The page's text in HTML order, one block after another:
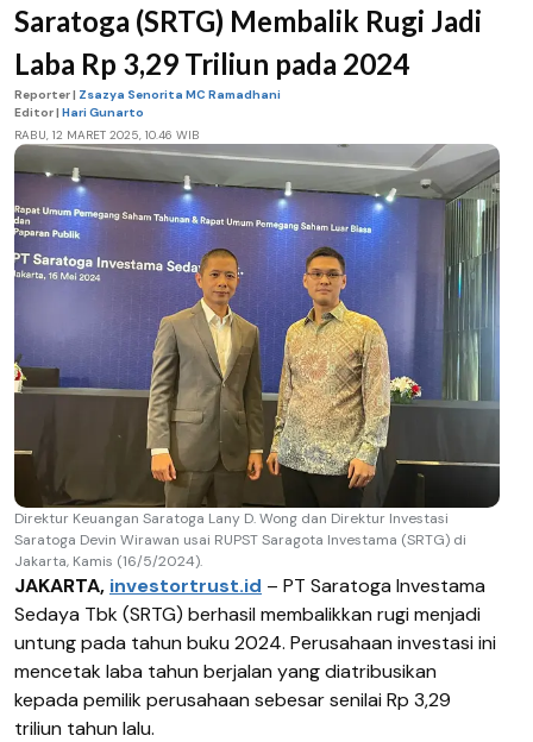
Saratoga (SRTG) Membalik Rugi Jadi
Laba Rp 3,29 Triliun pada 2024
Reporter | Zsazya Senorita MC Ramadhani
Editor | Hari Gunarto
RABU, 12 MARET 2025, 10.46 WIB
Direktur Keuangan Saratoga Lany D. Wong dan Direktur Investasi
Saratoga Devin Wirawan usai RUPST Saragota Investama (SRTG) di
Jakarta, Kamis (16/5/2024).
JAKARTA, investortrust.id – PT Saratoga Investama
Sedaya Tbk (SRTG) berhasil membalikkan rugi menjadi
untung pada tahun buku 2024. Perusahaan investasi ini
mencetak laba tahun berjalan yang diatribusikan
kepada pemilik perusahaan sebesar senilai Rp 3,29
triliun tahun lalu.